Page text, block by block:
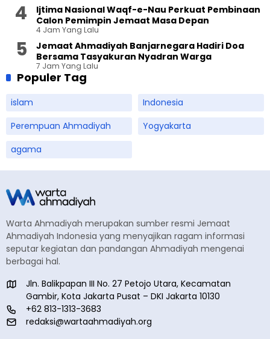
Ijtima Nasional Waqf-e-Nau Perkuat Pembinaan
Calon Pemimpin Jemaat Masa Depan
4 Jam Yang Lalu
Jemaat Ahmadiyah Banjarnegara Hadiri Doa
Bersama Tasyakuran Nyadran Warga
7 Jam Yang Lalu
Populer Tag
islam
Indonesia
Perempuan Ahmadiyah
Yogyakarta
agama
Warta Ahmadiyah merupakan sumber resmi Jemaat
Ahmadiyah Indonesia yang menyajikan ragam informasi
seputar kegiatan dan pandangan Ahmadiyah mengenai
berbagai hal.
Jln. Balikpapan III No. 27 Petojo Utara, Kecamatan
Gambir, Kota Jakarta Pusat – DKI Jakarta 10130
+62 813-1313-3683
redaksi@wartaahmadiyah.org